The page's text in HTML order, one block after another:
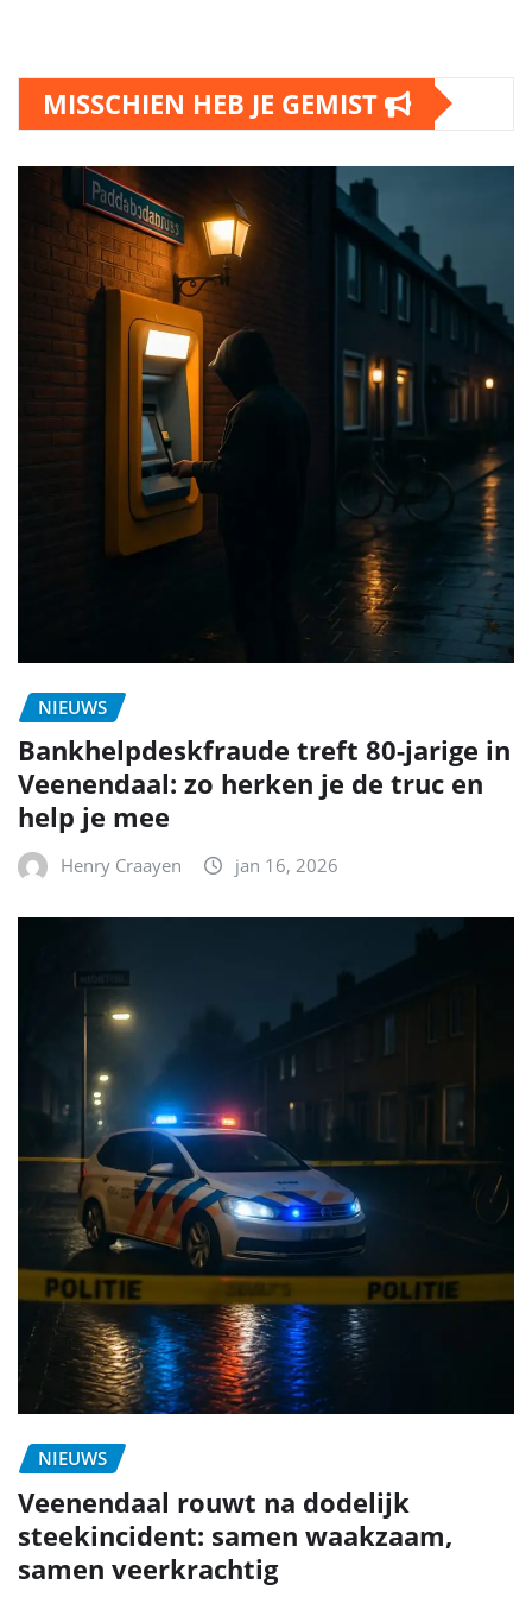
MISSCHIEN HEB JE GEMIST
NIEUWS
Bankhelpdeskfraude treft 80-jarige in
Veenendaal: zo herken je de truc en
help je mee
Henry Craayen jan 16, 2026
NIEUWS
Veenendaal rouwt na dodelijk
steekincident: samen waakzaam,
samen veerkrachtig